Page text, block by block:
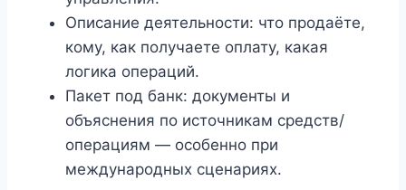
Описание деятельности: что продаёте,
кому, как получаете оплату, какая
логика операций.
Пакет под банк: документы и
объяснения по источникам средств/
операциям — особенно при
международных сценариях.